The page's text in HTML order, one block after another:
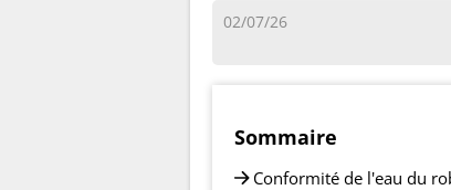
02/07/26
Sommaire
Conformité de l'eau du